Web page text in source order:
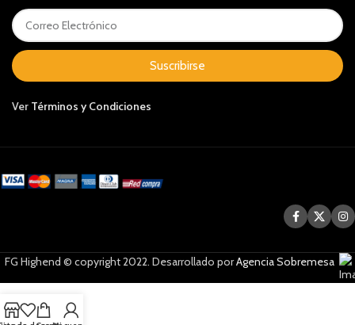
Suscribirse
Ver Términos y Condiciones
FG Highend © copyright 2022. Desarrollado porAgencia Sobremesa